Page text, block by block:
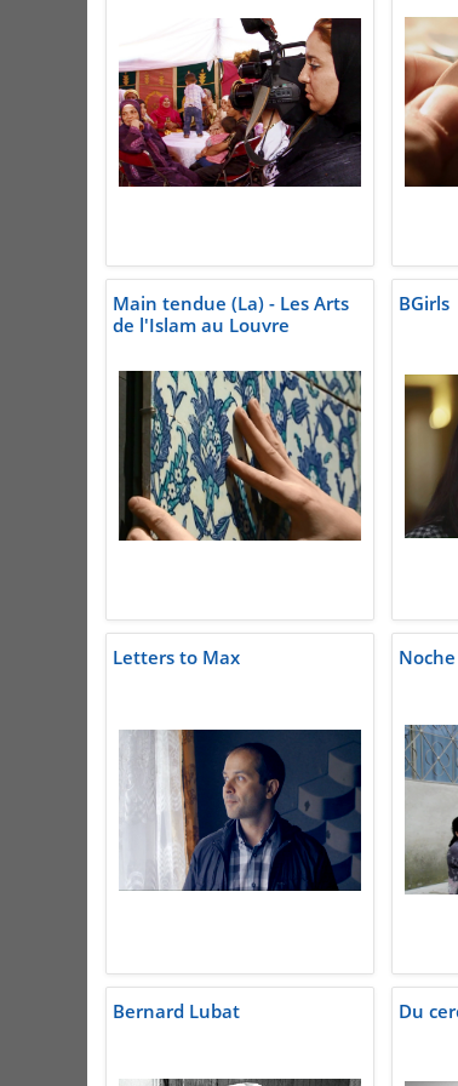
Main tendue (La) - Les Arts
de l'Islam au Louvre
BGirls
Letters to Max
Bernard Lubat Du